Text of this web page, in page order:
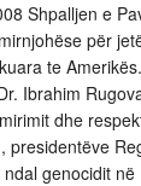
Shpalljen e
për
te
Ibrahim
dhe
presidentëve
genocidit në